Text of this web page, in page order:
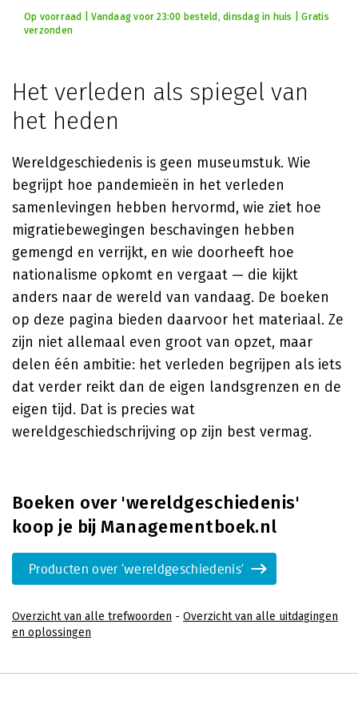
Op voorraad | Vandaag voor 23:00 besteld, dinsdag in huis | Gratis
verzonden
Het verleden als spiegel van
het heden
Wereldgeschiedenis is geen museumstuk. Wie
begrijpt hoe pandemieën in het verleden
samenlevingen hebben hervormd, wie ziet hoe
migratiebewegingen beschavingen hebben
gemengd en verrijkt, en wie doorheeft hoe
nationalisme opkomt en vergaat — die kijkt
anders naar de wereld van vandaag. De boeken
op deze pagina bieden daarvoor het materiaal. Ze
zijn niet allemaal even groot van opzet, maar
delen één ambitie: het verleden begrijpen als iets
dat verder reikt dan de eigen landsgrenzen en de
eigen tijd. Dat is precies wat
wereldgeschiedschrijving op zijn best vermag.
Boeken over 'wereldgeschiedenis'
koop je bij Managementboek.nl
Producten over 'wereldgeschiedenis'
Overzicht van alle trefwoorden - Overzicht van alle uitdagingen
en oplossingen